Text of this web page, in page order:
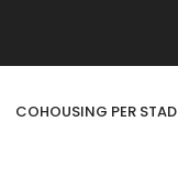
COHOUSING PER STAD